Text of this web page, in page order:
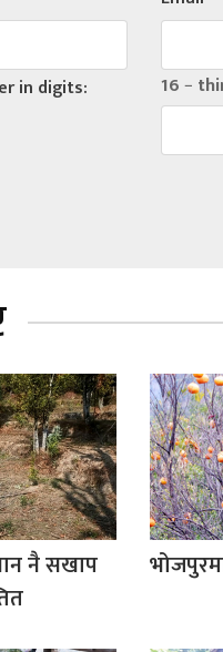
in digits: 16 −
नै सखाप